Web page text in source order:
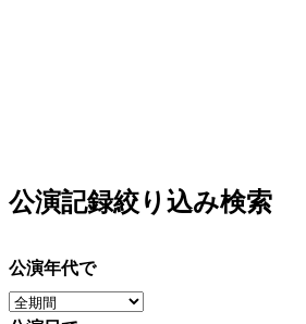
公演記録絞り込み検索
公演年代で